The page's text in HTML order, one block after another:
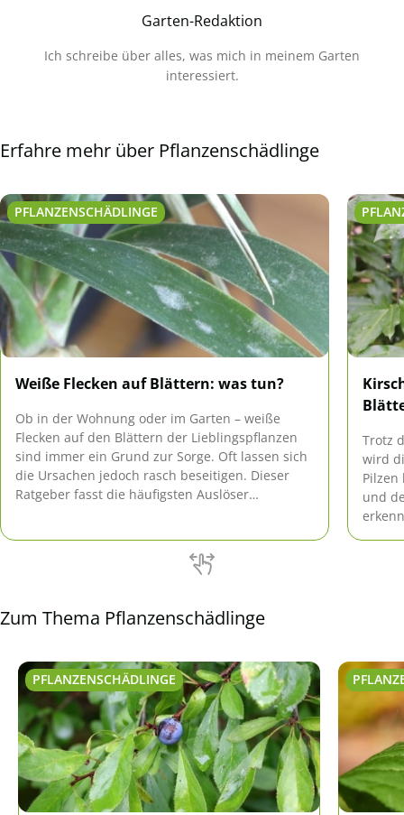
Garten-Redaktion
Ich schreibe über alles, was mich in meinem Garten
interessiert.
Erfahre mehr über Pflanzenschädlinge
PFLANZENSCHÄDLINGE
Weiße Flecken auf Blättern: was tun?
Ob in der Wohnung oder im Garten – weiße
Flecken auf den Blättern der Lieblingspflanzen
sind immer ein Grund zur Sorge. Oft lassen sich
die Ursachen jedoch rasch beseitigen. Dieser
Ratgeber fasst die häufigsten Auslöser
Trotz
wird
Pilzen
und
Zum Thema Pflanzenschädlinge
PFLANZENSCHÄDLINGE